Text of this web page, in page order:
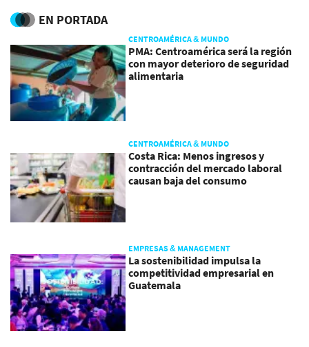
EN PORTADA
CENTROAMÉRICA & MUNDO
PMA: Centroamérica será la región
con mayor deterioro de seguridad
alimentaria
CENTROAMÉRICA & MUNDO
Costa Rica: Menos ingresos y
contracción del mercado laboral
causan baja del consumo
EMPRESAS & MANAGEMENT
La sostenibilidad impulsa la
competitividad empresarial en
Guatemala